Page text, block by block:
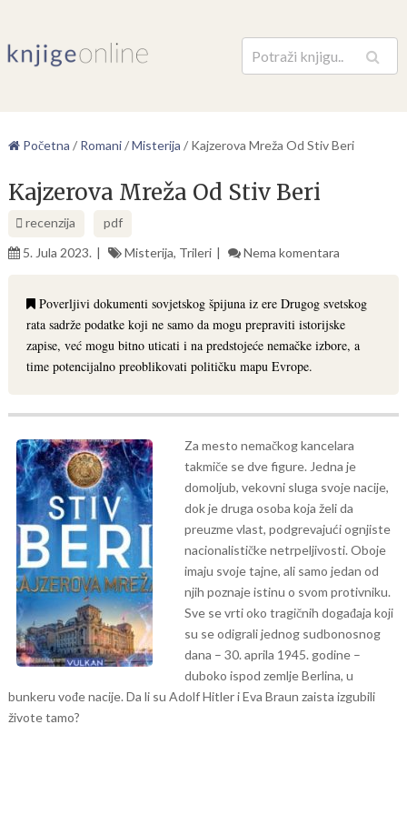
Pretraga
Početna / Romani/Misterija / Kajzerova Mreža Od Stiv Beri
Kajzerova Mreža Od Stiv Beri
recenzija
pdf
5. Jula 2023.
Misterija, Trileri Nema komentara
Poverljivi dokumenti sovjetskog špijuna iz ere Drugog svetskog
rata sadrže podatke koji ne samo da mogu prepraviti istorijske
zapise, već mogu bitno uticati i na predstojeće nemačke izbore, a
time potencijalno preoblikovati političku mapu Evrope.
Za mesto nemačkog kancelara
takmiče se dve figure. Jedna je
domoljub, vekovni sluga svoje nacije,
dok je druga osoba koja želi da
preuzme vlast, podgrevajući ognjiste
nacionalističke netrpeljivosti. Oboje
imaju svoje tajne, ali samo jedan od
njih poznaje istinu o svom protivniku.
Sve se vrti oko tragičnih događaja koji
su se odigrali jednog sudbonosnog
dana – 30. aprila 1945. godine –
duboko ispod zemlje Berlina, u
bunkeru vođe nacije. Da li su Adolf Hitler i Eva Braun zaista izgubili
živote tamo?